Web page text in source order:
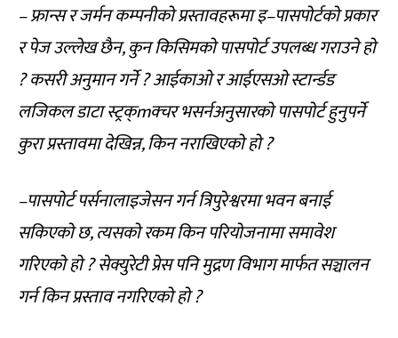
– फ्रान्स र जर्मन कम्पनीको प्रस्तावहरूमा इ–पासपोर्टको प्रकार
र पेज उल्लेख छैन, कुन किसिमको पासपोर्ट उपलब्ध गराउने हो
? कसरी अनुमान गर्ने ? आईकाओ र आईएसओ स्टार्न्डड
लजिकल डाटा स्ट्रक्mक्चर भसर्नअनुसारको पासपोर्ट हुनुपर्ने
कुरा प्रस्तावमा देखिन्न, किन नराखिएको हो ?
–पासपोर्ट पर्सनालाइजेसन गर्न त्रिपुरेश्वरमा भवन बनाई
सकिएको छ, त्यसको रकम किन परियोजनामा समावेश
गरिएको हो ? सेक्युरेटी प्रेस पनि मुद्रण विभाग मार्फत सञ्चालन
गर्न किन प्रस्ताव नगरिएको हो ?